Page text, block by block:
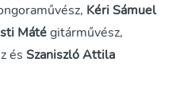
Kéri Sámuel
Mátégitárművész,
és Szaniszló Attila